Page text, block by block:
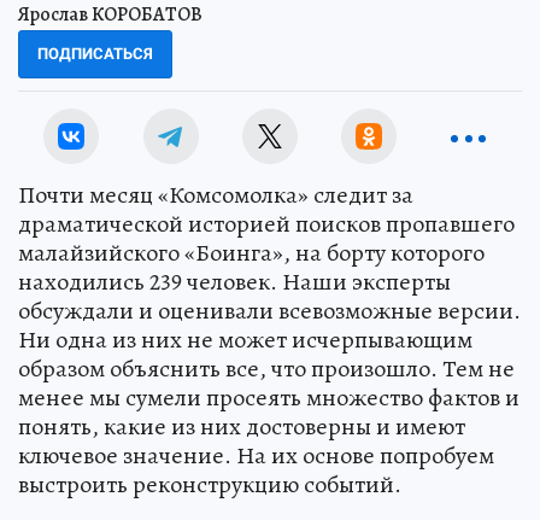
Ярослав КОРОБАТОВ
ПОДПИСАТЬСЯ
Почти месяц «Комсомолка» следит за
драматической историей поисков пропавшего
малайзийского «Боинга», на борту которого
находились 239 человек. Наши эксперты
обсуждали и оценивали всевозможные версии.
Ни одна из них не может исчерпывающим
образом объяснить все, что произошло. Тем не
менее мы сумели просеять множество фактов и
понять, какие из них достоверны и имеют
ключевое значение. На их основе попробуем
выстроить реконструкцию событий.